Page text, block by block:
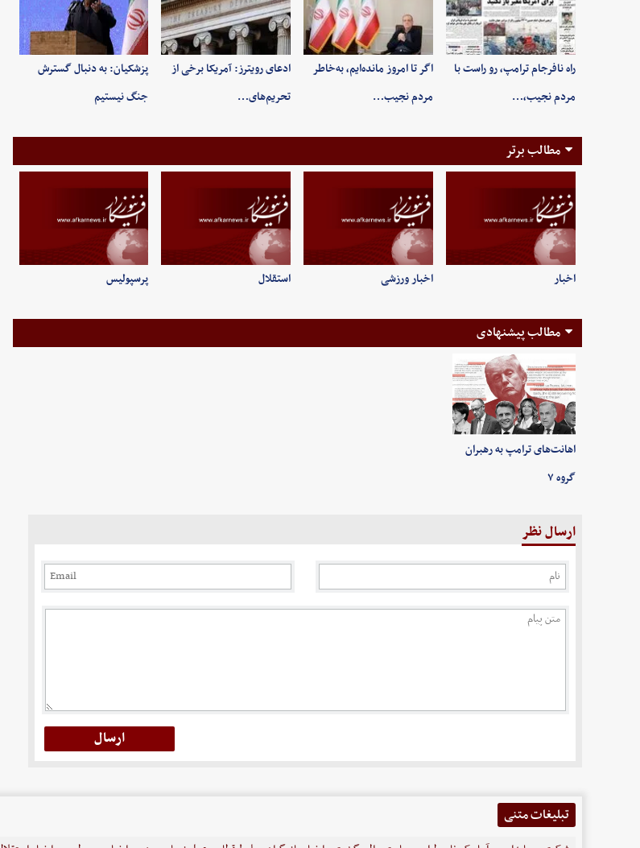
راه نافرجام ترامپ، رو راست با
مردم نجیب،…
اگر تا امروز مانده‌ایم، به‌خاطر
مردم نجیب…
ادعای رویترز: آمریکا برخی از
تحریم‌های…
پزشکیان: به‌ دنبال گسترش
جنگ نیستیم
مطالب برتر
اخبار اخبار ورزشی استقلال پرسپولیس
مطالب پیشنهادی
اهانت‌های ترامپ به رهبران
گروه ۷
ارسال نظر
تبلیغات متنی